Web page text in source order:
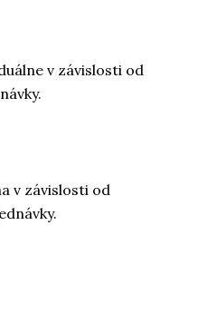
v závislosti od
v závislosti od